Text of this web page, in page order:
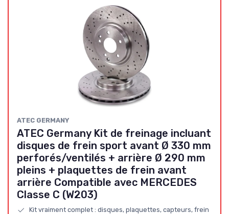
ATEC GERMANY
ATEC Germany Kit de freinage incluant
disques de frein sport avant Ø 330 mm
perforés/ventilés + arrière Ø 290 mm
pleins + plaquettes de frein avant
arrière Compatible avec MERCEDES
Classe C (W203)
Kit vraiment complet : disques, plaquettes, capteurs, frein